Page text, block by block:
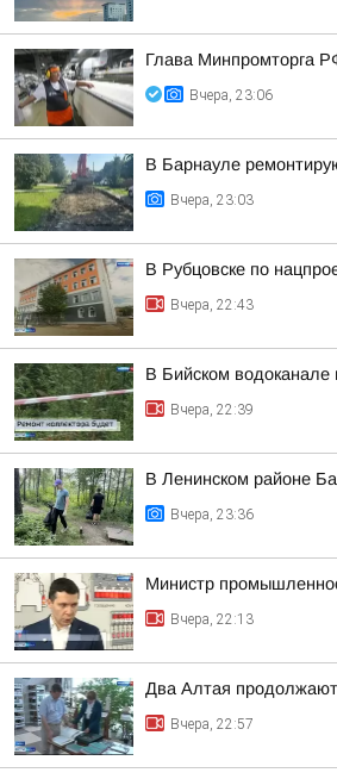
Глава Минпромторга
Вчера, 23:06
В Барнауле
Вчера, 23:03
В Рубцовске по
Вчера, 22:43
В Бийском водоканале
Вчера, 22:39
В Ленинском районе
Вчера, 23:36
Министр
Вчера, 22:13
Два Алтая продолжают
Вчера, 22:57